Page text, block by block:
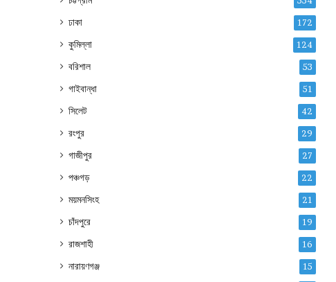
ঢাকা 172
কুমিল্লা 124
বরিশাল 53
গাইবান্ধা 51
সিলেট 42
রংপুর 29
গাজীপুর 27
পঞ্চগড় 22
ময়মনসিংহ 21
চাঁদপুরে 19
রাজশাহী 16
নারায়ণগঞ্জ 15